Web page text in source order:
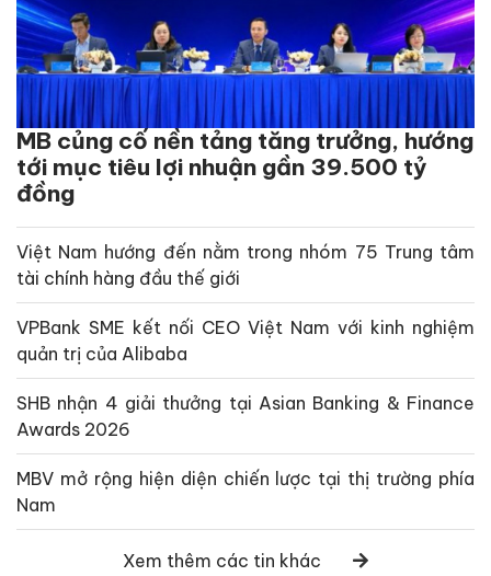
MB củng cố nền tảng tăng trưởng, hướng
tới mục tiêu lợi nhuận gần 39.500 tỷ
đồng
Việt Nam hướng đến nằm trong nhóm 75 Trung tâm
tài chính hàng đầu thế giới
VPBank SME kết nối CEO Việt Nam với kinh nghiệm
quản trị của Alibaba
SHB nhận 4 giải thưởng tại Asian Banking & Finance
Awards 2026
MBV mở rộng hiện diện chiến lược tại thị trường phía
Nam
Xem thêm các tin khác